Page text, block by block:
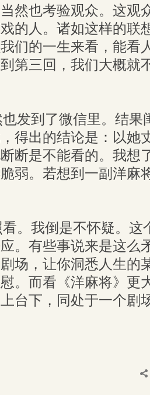
然也考验观众。这观
的人。诸如这样的联
们的一生来看，能看
第三回，我们大概就
发到了微信里。结果
得出的结论是：以她
断是不能看的。我想
弱。若想到一副洋麻
。我倒是不怀疑。这
。有些事说来是这么
场，让你洞悉人生的
。而看《洋麻将》更
台下，同处于一个剧